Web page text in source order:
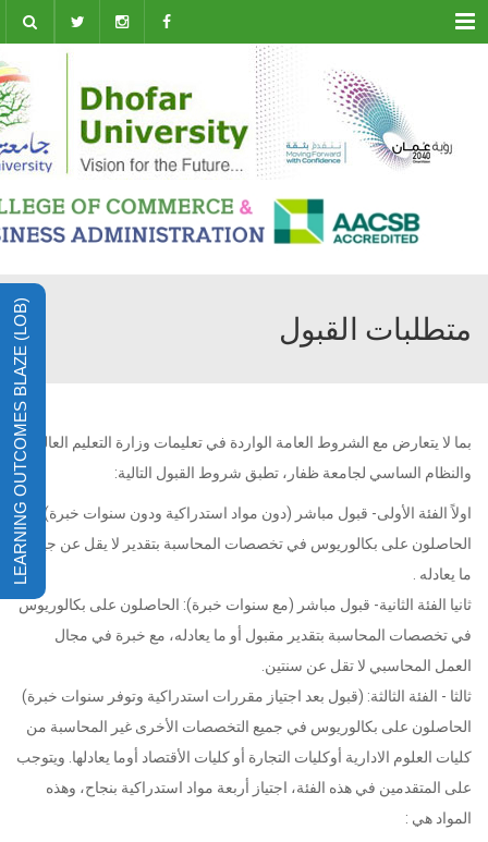
Menu
متطلبات القبول
بما لا يتعارض مع الشروط العامة الواردة في تعليمات وزارة التعليم العالي
والنظام الساسي لجامعة ظفار، تطبق شروط القبول التالية:
اولاً الفئة الأولى- قبول مباشر (دون مواد استدراكية ودون سنوات خبرة):
الحاصلون على بكالوريوس في تخصصات المحاسبة بتقدير لا يقل عن جيد أو
ما يعادله .
ثانيا الفئة الثانية- قبول مباشر (مع سنوات خبرة): الحاصلون على بكالوريوس
في تخصصات المحاسبة بتقدير مقبول أو ما يعادله، مع خبرة في مجال
العمل المحاسبي لا تقل عن سنتين.
ثالثا - الفئة الثالثة: (قبول بعد اجتياز مقررات استدراكية وتوفر سنوات خبرة)
الحاصلون على بكالوريوس في جميع التخصصات الأخرى غير المحاسبة من
كليات العلوم الادارية أوكليات التجارة أو كليات الأقتصاد أوما يعادلها. ويتوجب
على المتقدمين في هذه الفئة، اجتياز أربعة مواد استدراكية بنجاح، وهذه
المواد هي :
LEARNING OUTCOMES BLAZE (LOB)